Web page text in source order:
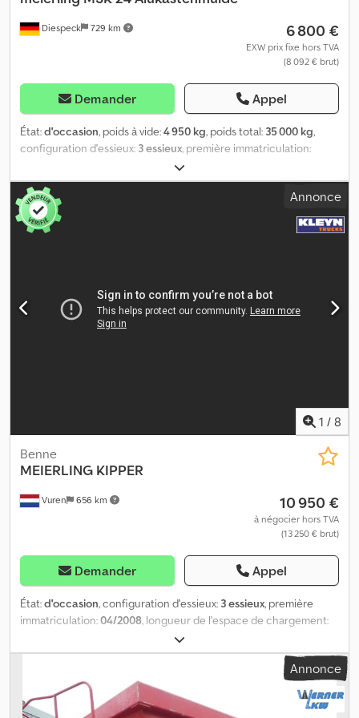
Diespeck 729 km 6 800 €
EXW prix fixe hors TVA
(8 092 € brut)
Demander Appel
État:d'occasion, poids à vide:4 950 kg, poids total: 35 000 kg,
configuration d'essieux: 3 essieux , première immatriculation:
, longueur de l'espace de chargement:
de l’espace de chargement:2 340 mm, hauteur de l'espace de
chargement:
, volume de l'espace de chargement:24
m³, dimension des pneus: 1 310 mm,
couleur:
, EBS Frein à tambour Charge
Annonce
1 / 8
Vuren 656 km
Benne
MEIERLING KIPPER
10 950 €
à négocier hors TVA
(13 250 € brut)
Demander Appel
État:d'occasion, configuration d'essieux: 3 essieux, première
immatriculation:04/2008, longueur de l'espace de chargement:
, largeur de l’espace de chargement:
de l'espace de chargement:1 570 mm, longueur totale:8 800 mm,
, suspension:
, dimension des pneus:385/65R52,25
, Année de
construction:
2008, Équipement: ABS, = Options et accessoires
Annonce